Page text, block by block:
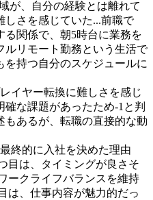
が、自分の経験とは離れて
しさを感じていた...前職で
る関係で、朝5時台に業務を
ルリモート勤務という生活で
を持つ自分のスケジュールに
レイヤー転換に難しさを感じ
な課題があったため-1と判
もあるが、転職の直接的な動
最終的に入社を決めた理由
目は、タイミングが良さそ
ークライフバランスを維持
は、仕事内容が魅力的だっ